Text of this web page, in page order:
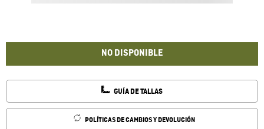
NO DISPONIBLE
GUÍA DE TALLAS
POLÍTICAS DE CAMBIOS Y DEVOLUCIÓN